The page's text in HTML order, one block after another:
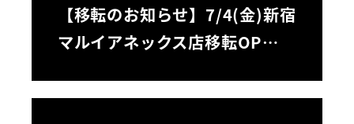
【移転のお知らせ】7/4(金)新宿
マルイアネックス店移転OP…